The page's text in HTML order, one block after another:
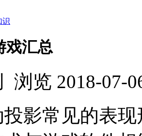
识
戏汇总
浏览 2018-07-
影常见的表